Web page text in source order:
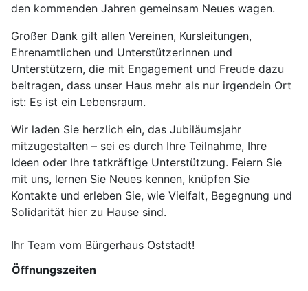
den kommenden Jahren gemeinsam Neues wagen.
Großer Dank gilt allen Vereinen, Kursleitungen,
Ehrenamtlichen und Unterstützerinnen und
Unterstützern, die mit Engagement und Freude dazu
beitragen, dass unser Haus mehr als nur irgendein Ort
ist: Es ist ein Lebensraum.
Wir laden Sie herzlich ein, das Jubiläumsjahr
mitzugestalten – sei es durch Ihre Teilnahme, Ihre
Ideen oder Ihre tatkräftige Unterstützung. Feiern Sie
mit uns, lernen Sie Neues kennen, knüpfen Sie
Kontakte und erleben Sie, wie Vielfalt, Begegnung und
Solidarität hier zu Hause sind.
Ihr Team vom Bürgerhaus Oststadt!
Öffnungszeiten